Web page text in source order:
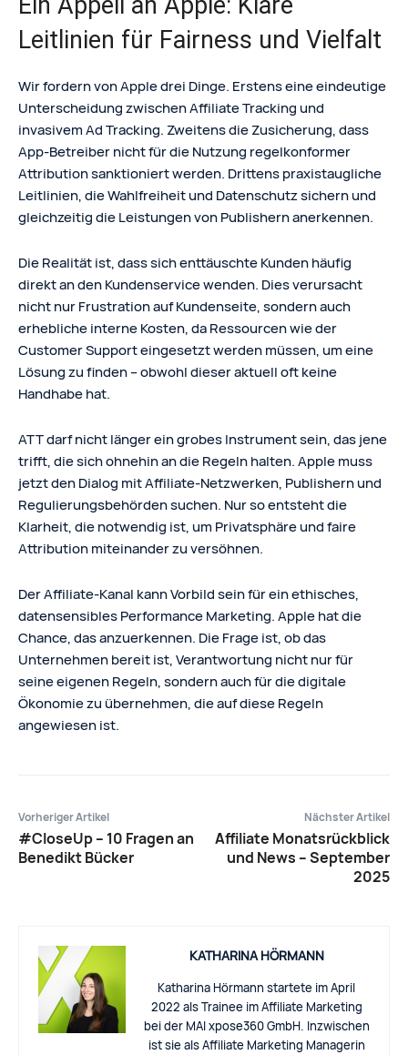
Leitlinien für Fairness und Vielfalt
Wir fordern von Apple drei Dinge. Erstens eine eindeutige
Unterscheidung zwischen Affiliate Tracking und
invasivem Ad Tracking. Zweitens die Zusicherung, dass
App-Betreiber nicht für die Nutzung regelkonformer
Attribution sanktioniert werden. Drittens praxistaugliche
Leitlinien, die Wahlfreiheit und Datenschutz sichern und
gleichzeitig die Leistungen von Publishern anerkennen.
Die Realität ist, dass sich enttäuschte Kunden häufig
direkt an den Kundenservice wenden. Dies verursacht
nicht nur Frustration auf Kundenseite, sondern auch
erhebliche interne Kosten, da Ressourcen wie der
Customer Support eingesetzt werden müssen, um eine
Lösung zu finden – obwohl dieser aktuell oft keine
Handhabe hat.
ATT darf nicht länger ein grobes Instrument sein, das jene
trifft, die sich ohnehin an die Regeln halten. Apple muss
jetzt den Dialog mit Affiliate-Netzwerken, Publishern und
Regulierungsbehörden suchen. Nur so entsteht die
Klarheit, die notwendig ist, um Privatsphäre und faire
Attribution miteinander zu versöhnen.
Der Affiliate-Kanal kann Vorbild sein für ein ethisches,
datensensibles Performance Marketing. Apple hat die
Chance, das anzuerkennen. Die Frage ist, ob das
Unternehmen bereit ist, Verantwortung nicht nur für
seine eigenen Regeln, sondern auch für die digitale
Ökonomie zu übernehmen, die auf diese Regeln
angewiesen ist.
Vorheriger Artikel
#CloseUp – 10 Fragen an
Benedikt Bücker
Nächster Artikel
Affiliate Monatsrückblick
und News – September
2025
KATHARINA HÖRMANN
Katharina Hörmann startete im April
2022 als Trainee im Affiliate Marketing
bei der MAI xpose360 GmbH. Inzwischen
ist sie als Affiliate Marketing Managerin